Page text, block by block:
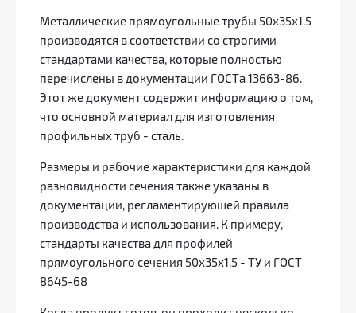
Металлические прямоугольные трубы 50х35х1.5
производятся в соответствии со строгими
стандартами качества, которые полностью
перечислены в документации ГОСТа 13663-86.
Этот же документ содержит информацию о том,
что основной материал для изготовления
профильных труб - сталь.
Размеры и рабочие характеристики для каждой
разновидности сечения также указаны в
документации, регламентирующей правила
производства и использования. К примеру,
стандарты качества для профилей
прямоугольного сечения 50х35х1.5 - ТУ и ГОСТ
8645-68